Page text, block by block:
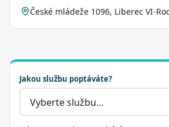
České mládeže 1096, Liberec VI-
Jakou službu poptáváte?